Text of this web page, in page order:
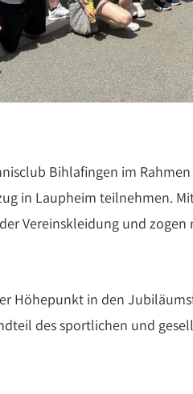
Bihlafingen im
in Laupheim teilnehmen.
Vereinskleidung und
Höhepunkt in den
des sportlichen und